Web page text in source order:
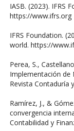
IASB. (2023). IFRS
https://www.ifrs.org
IFRS Foundation.
world. https://
Perea, S.,
Implementación de
Revista Contaduría
Ramírez, J., &
convergencia
Contabilidad y